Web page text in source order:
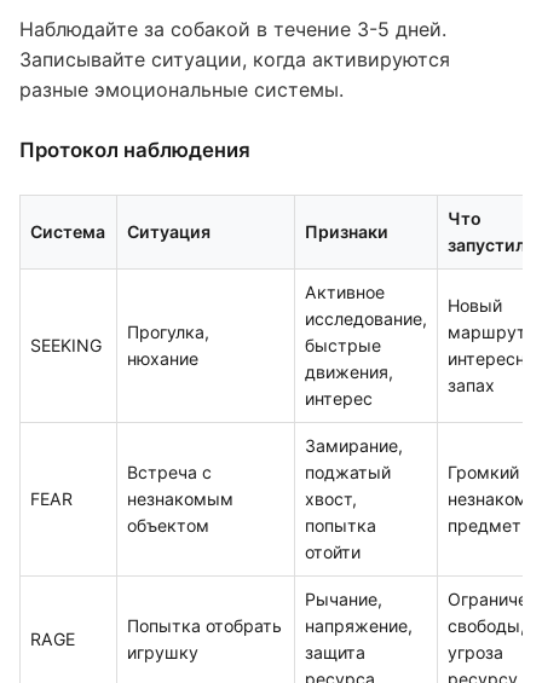
Наблюдайте за собакой в течение 3-5 дней.
Записывайте ситуации, когда активируются
разные эмоциональные системы.
Протокол наблюдения
Система Ситуация Признаки
Что
запустило
SEEKING
Прогулка,
нюхание
Активное
исследование,
быстрые
движения,
интерес
Новый
маршрут,
запах
FEAR
Встреча с
незнакомым
объектом
Замирание,
поджатый
хвост,
попытка
отойти
Громкий
предмет
RAGE
Попытка отобрать
игрушку
Рычание,
напряжение,
защита
ресурса
свободы,
угроза
ресурсу